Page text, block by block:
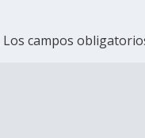
Los campos